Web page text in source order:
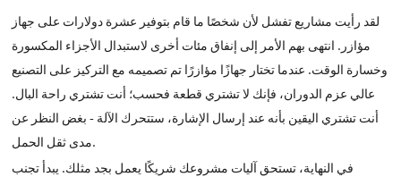
لقد رأيت مشاريع تفشل لأن شخصًا ما قام بتوفير عشرة دولارات على جهاز
مؤازر. انتهى بهم الأمر إلى إنفاق مئات أخرى لاستبدال الأجزاء المكسورة
وخسارة الوقت. عندما تختار جهازًا مؤازرًا تم تصميمه مع التركيز على التصنيع
عالي عزم الدوران، فإنك لا تشتري قطعة فحسب؛ أنت تشتري راحة البال.
أنت تشتري اليقين بأنه عند إرسال الإشارة، ستتحرك الآلة - بغض النظر عن
مدى ثقل الحمل.
في النهاية، تستحق آليات مشروعك شريكًا يعمل بجد مثلك. يبدأ تجنب